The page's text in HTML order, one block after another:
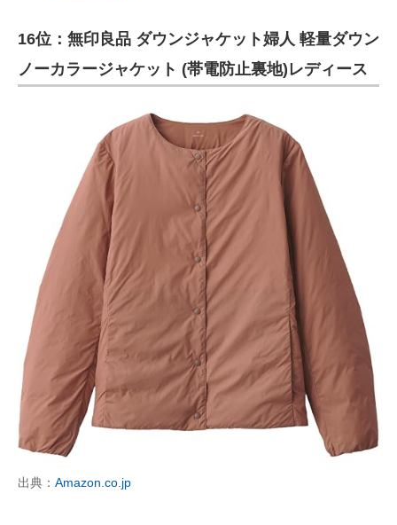
16位：無印良品 ダウンジャケット婦人 軽量ダウン
ノーカラージャケット (帯電防止裏地)レディース
出典： Amazon.co.jp